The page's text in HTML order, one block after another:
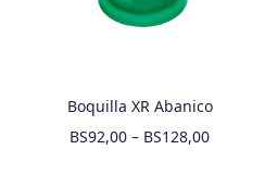
Boquilla XR Abanico
BS92,00 – BS128,00